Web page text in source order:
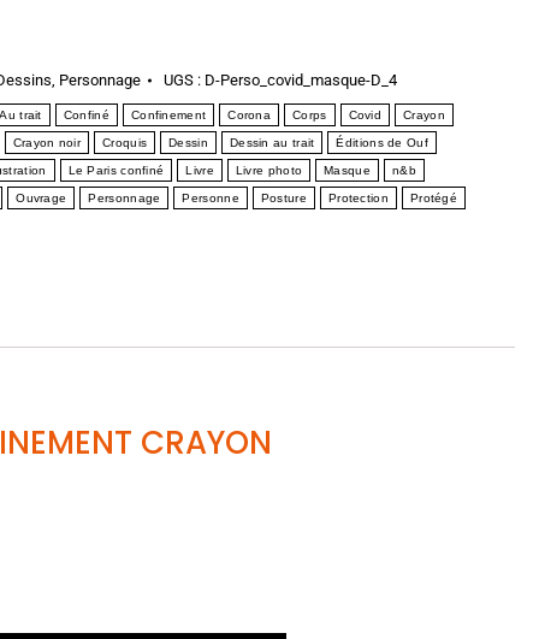
, Personnage UGS : D-Perso_covid_masque-D_4
Au trait Confiné Confinement Corona Corps Covid Crayon
Crayon noir Croquis Dessin Dessin au trait Éditions de Ouf
Le Paris confiné Livre Livre photo Masque n&b
Ouvrage Personnage Personne Posture Protection Protégé
CRAYON